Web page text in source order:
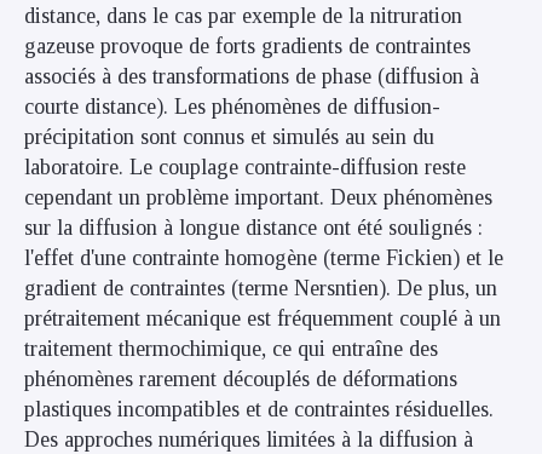
distance, dans le cas par exemple de la nitruration
gazeuse provoque de forts gradients de contraintes
associés à des transformations de phase (diffusion à
courte distance). Les phénomènes de diffusion-
précipitation sont connus et simulés au sein du
laboratoire. Le couplage contrainte-diffusion reste
cependant un problème important. Deux phénomènes
sur la diffusion à longue distance ont été soulignés :
l'effet d'une contrainte homogène (terme Fickien) et le
gradient de contraintes (terme Nersntien). De plus, un
prétraitement mécanique est fréquemment couplé à un
traitement thermochimique, ce qui entraîne des
phénomènes rarement découplés de déformations
plastiques incompatibles et de contraintes résiduelles.
Des approches numériques limitées à la diffusion à